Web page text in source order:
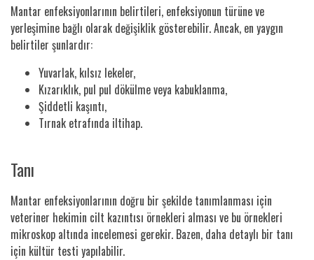
Mantar enfeksiyonlarının belirtileri, enfeksiyonun türüne ve
yerleşimine bağlı olarak değişiklik gösterebilir. Ancak, en yaygın
belirtiler şunlardır:
Yuvarlak, kılsız lekeler,
Kızarıklık, pul pul dökülme veya kabuklanma,
Şiddetli kaşıntı,
Tırnak etrafında iltihap.
Tanı
Mantar enfeksiyonlarının doğru bir şekilde tanımlanması için
veteriner hekimin cilt kazıntısı örnekleri alması ve bu örnekleri
mikroskop altında incelemesi gerekir. Bazen, daha detaylı bir tanı
için kültür testi yapılabilir.